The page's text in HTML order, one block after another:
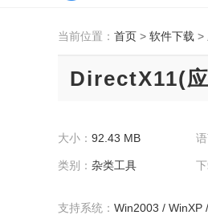
当前位置： 首页 > 软件下载 >
DirectX11(
大小： 92.43 MB 语
类别： 杂类工具 下
支持系统： Win2003 / WinXP